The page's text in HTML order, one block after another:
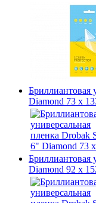
Бриллиантовая
Diamond 73 х
Бриллиантовая
Diamond 92 х